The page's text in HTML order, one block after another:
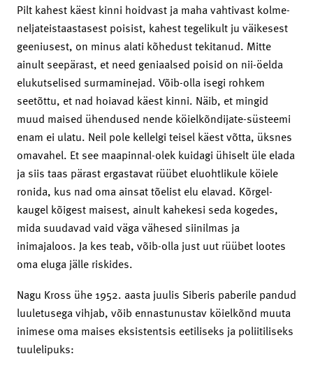
Pilt kahest käest kinni hoidvast ja maha vahtivast kolme-
neljateistaastasest poisist, kahest tegelikult ju väikesest
geeniusest, on minus alati kõhedust tekitanud. Mitte
ainult seepärast, et need geniaalsed poisid on nii-öelda
elukutselised surmaminejad. Võib-olla isegi rohkem
seetõttu, et nad hoiavad käest kinni. Näib, et mingid
muud maised ühendused nende köielkõndijate-süsteemi
enam ei ulatu. Neil pole kellelgi teisel käest võtta, üksnes
omavahel. Et see maapinnal-olek kuidagi ühiselt üle elada
ja siis taas pärast ergastavat rüübet eluohtlikule köiele
ronida, kus nad oma ainsat tõelist elu elavad. Kõrgel-
kaugel kõigest maisest, ainult kahekesi seda kogedes,
mida suudavad vaid väga vähesed siinilmas ja
inimajaloos. Ja kes teab, võib-olla just uut rüübet lootes
oma eluga jälle riskides.
Nagu Kross ühe 1952. aasta juulis Siberis paberile pandud
luuletusega vihjab, võib ennastunustav köielkõnd muuta
inimese oma maises eksistentsis eetiliseks ja poliitiliseks
tuulelipuks: